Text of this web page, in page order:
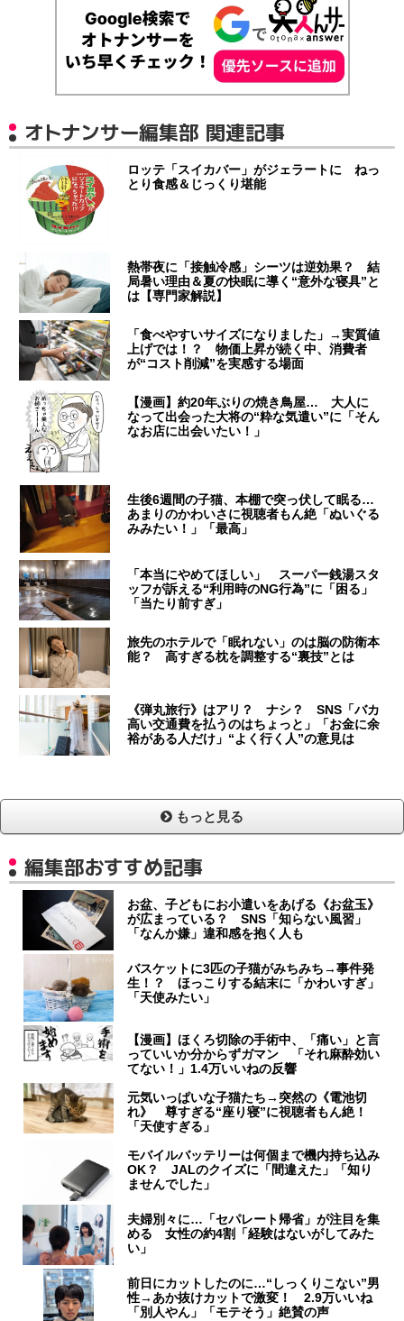
オトナンサー編集部 関連記事
ロッテ「スイカバー」がジェラートに ねっ
とり食感＆じっくり堪能
熱帯夜に「接触冷感」シーツは逆効果？ 結
局暑い理由＆夏の快眠に導く“意外な寝具”と
は【専門家解説】
「食べやすいサイズになりました」→実質値
上げでは！？ 物価上昇が続く中、消費者
が“コスト削減”を実感する場面
【漫画】約20年ぶりの焼き鳥屋… 大人に
なって出会った大将の“粋な気遣い”に「そん
なお店に出会いたい！」
生後6週間の子猫、本棚で突っ伏して眠る…
あまりのかわいさに視聴者もん絶「ぬいぐる
みみたい！」「最高」
「本当にやめてほしい」 スーパー銭湯スタ
ッフが訴える“利用時のNG行為”に「困る」
「当たり前すぎ」
旅先のホテルで「眠れない」のは脳の防衛本
能？ 高すぎる枕を調整する“裏技”とは
《弾丸旅行》はアリ？ ナシ？ SNS「バカ
高い交通費を払うのはちょっと」「お金に余
裕がある人だけ」“よく行く人”の意見は
もっと見る
編集部おすすめ記事
お盆、子どもにお小遣いをあげる《お盆玉》
が広まっている？ SNS「知らない風習」
「なんか嫌」違和感を抱く人も
バスケットに3匹の子猫がみちみち→事件発
生！？ ほっこりする結末に「かわいすぎ」
「天使みたい」
【漫画】ほくろ切除の手術中、「痛い」と言
っていいか分からずガマン 「それ麻酔効い
てない！」1.4万いいねの反響
元気いっぱいな子猫たち→突然の《電池切
れ》 尊すぎる“座り寝”に視聴者もん絶！
「天使すぎる」
モバイルバッテリーは何個まで機内持ち込み
OK？ JALのクイズに「間違えた」「知り
ませんでした」
夫婦別々に…「セパレート帰省」が注目を集
める 女性の約4割「経験はないがしてみた
い」
前日にカットしたのに…“しっくりこない”男
性→あか抜けカットで激変！ 2.9万いいね
「別人やん」「モテそう」絶賛の声